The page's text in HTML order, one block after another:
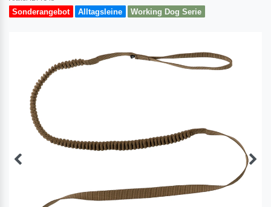
Sonderangebot Alltagsleine Working Dog Serie